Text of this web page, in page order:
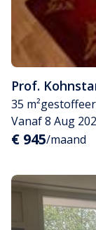
Prof.
35 m²
Vanaf 8 Aug
€ 945/maand